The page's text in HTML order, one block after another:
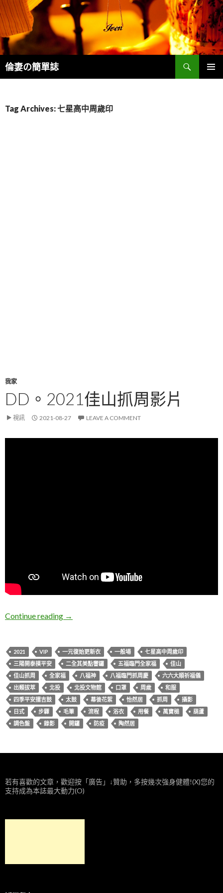
倫妻の簡單誌
Search
Tag Archives: 七星高中周歲印
我家
DD。2021佳山抓周影片
視訊 2021-08-27 LEAVE A COMMENT
Continue reading DD。2021佳山抓周影片
→
2021 VIP 一元復始更新衣 一般場
七星高中周歲印
三陽開泰摸平安
二全其美點響鑼 五福臨門全家福
佳山
佳山抓周
全家福 八福神 八福臨門抓周慶
六六大順祈福儀
出類拔萃
北投 北投文物館 口罩 周歲
和服
四季平安擂吉鼓
太鼓 幕後花絮 怡然居 抓周
攝影
日式
步驟 毛筆 流程 浴衣 用餐 萬寶槌
葫蘆
調色盤
錄影 開鑼 防疫 陶然居
若有喜歡的文章，歡迎按「廣告」↓贊助，多按幾次強身健體!(X)您的
支持成為本誌最大動力(O)